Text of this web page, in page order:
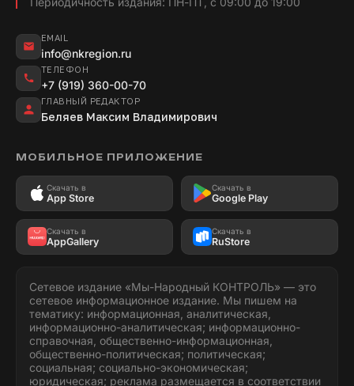
EMAIL
info@nkregion.ru
ТЕЛЕФОН
+7 (919) 360-00-70
ГЛАВНЫЙ РЕДАКТОР
Беляев Максим Владимирович
МОБИЛЬНОЕ ПРИЛОЖЕНИЕ
Скачать в
App Store
Скачать в
Google Play
Скачать в
AppGallery
Скачать в
RuStore
Сетевое издание «Мы-Народный КОНТРОЛЬ» — это
сетевое информационное издание. Мы пишем на
тематику: информационная, аналитическая,
информационно-аналитическая; информационно-
справочная, общественно-информационная,
общественно-политическая; политическая;
социальная; социально-экономическая;
юридическая; реклама размещается в соответствии